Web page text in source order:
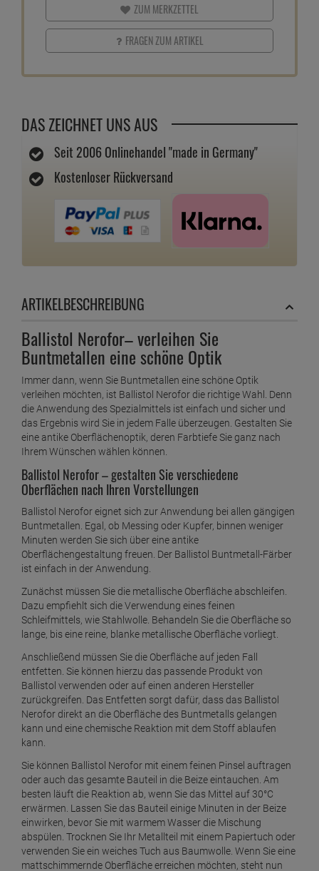
ZUM MERKZETTEL
FRAGEN ZUM ARTIKEL
DAS ZEICHNET UNS AUS
Seit 2006 Onlinehandel "made in Germany"
Kostenloser Rückversand
ARTIKELBESCHREIBUNG
Ballistol Nerofor– verleihen Sie
Buntmetallen eine schöne Optik
Immer dann, wenn Sie Buntmetallen eine schöne Optik
verleihen möchten, ist Ballistol Nerofor die richtige Wahl. Denn
die Anwendung des Spezialmittels ist einfach und sicher und
das Ergebnis wird Sie in jedem Falle überzeugen. Gestalten Sie
eine antike Oberflächenoptik, deren Farbtiefe Sie ganz nach
Ihrem Wünschen wählen können.
Ballistol Nerofor – gestalten Sie verschiedene
Oberflächen nach Ihren Vorstellungen
Ballistol Nerofor eignet sich zur Anwendung bei allen gängigen
Buntmetallen. Egal, ob Messing oder Kupfer, binnen weniger
Minuten werden Sie sich über eine antike
Oberflächengestaltung freuen. Der Ballistol Buntmetall-Färber
ist einfach in der Anwendung.
Zunächst müssen Sie die metallische Oberfläche abschleifen.
Dazu empfiehlt sich die Verwendung eines feinen
Schleifmittels, wie Stahlwolle. Behandeln Sie die Oberfläche so
lange, bis eine reine, blanke metallische Oberfläche vorliegt.
Anschließend müssen Sie die Oberfläche auf jeden Fall
entfetten. Sie können hierzu das passende Produkt von
Ballistol verwenden oder auf einen anderen Hersteller
zurückgreifen. Das Entfetten sorgt dafür, dass das Ballistol
Nerofor direkt an die Oberfläche des Buntmetalls gelangen
kann und eine chemische Reaktion mit dem Stoff ablaufen
kann.
Sie können Ballistol Nerofor mit einem feinen Pinsel auftragen
oder auch das gesamte Bauteil in die Beize eintauchen. Am
besten läuft die Reaktion ab, wenn Sie das Mittel auf 30°C
erwärmen. Lassen Sie das Bauteil einige Minuten in der Beize
einwirken, bevor Sie mit warmem Wasser die Mischung
abspülen. Trocknen Sie Ihr Metallteil mit einem Papiertuch oder
verwenden Sie ein weiches Tuch aus Baumwolle. Wenn Sie eine
mattschimmernde Oberfläche erreichen möchten, steht nun